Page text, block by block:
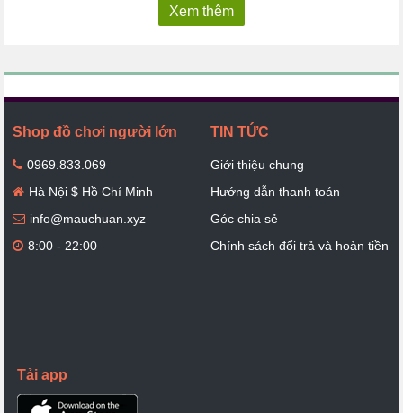
Xem thêm
Shop đồ chơi người lớn
0969.833.069
Hà Nội $ Hồ Chí Minh
info@mauchuan.xyz
8:00 - 22:00
TIN TỨC
Giới thiệu chung
Hướng dẫn thanh toán
Góc chia sẻ
Chính sách đổi trả và hoàn tiền
Tải app